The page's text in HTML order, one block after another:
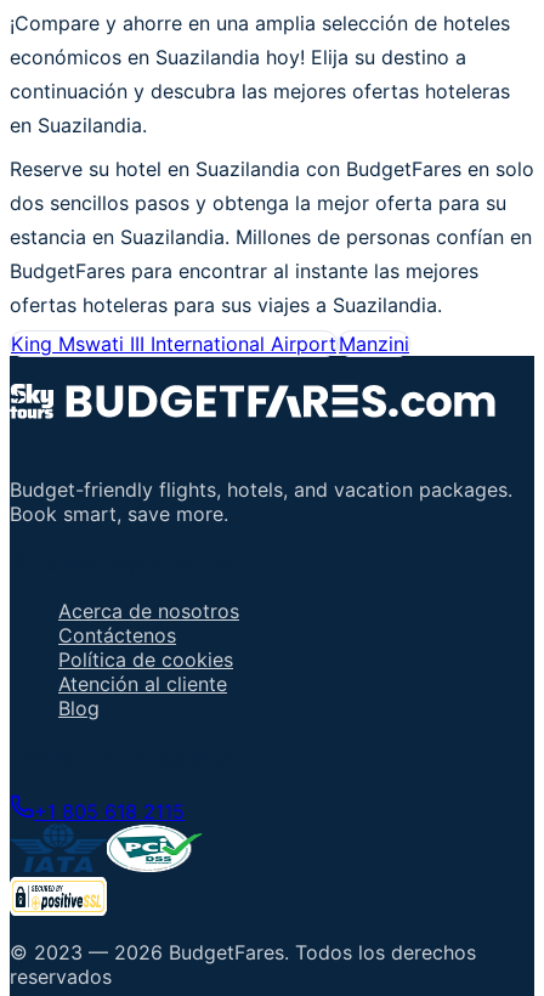
¡Compare y ahorre en una amplia selección de hoteles
económicos en Suazilandia hoy! Elija su destino a
continuación y descubra las mejores ofertas hoteleras
en Suazilandia.
Reserve su hotel en Suazilandia con BudgetFares en solo
dos sencillos pasos y obtenga la mejor oferta para su
estancia en Suazilandia. Millones de personas confían en
BudgetFares para encontrar al instante las mejores
ofertas hoteleras para sus viajes a Suazilandia.
King Mswati III International AirportManzini
Budget-friendly flights, hotels, and vacation packages.
Book smart, save more.
Acerca de nosotros
Contáctenos
Política de cookies
Atención al cliente
Blog
+1 805 618 2115
© 2023 — 2026 BudgetFares. Todos los derechos
reservados